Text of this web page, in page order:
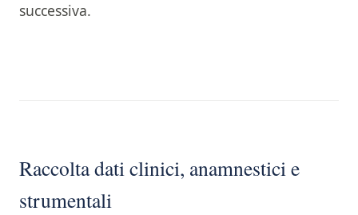
successiva.
Raccolta dati clinici, anamnestici e
strumentali